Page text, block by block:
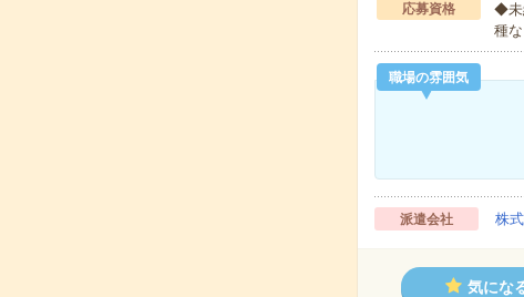
応募資格
◆未
種
職場の雰囲気
派遣会社 株
気にな